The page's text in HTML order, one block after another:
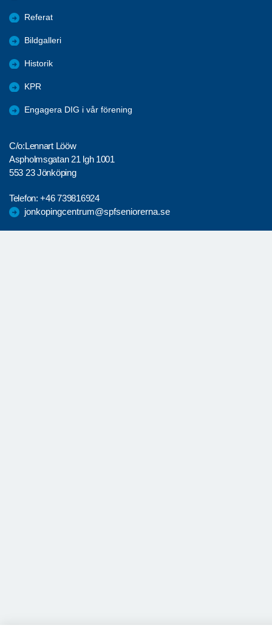
Referat
Bildgalleri
Historik
KPR
Engagera DIG i vår förening
C/o:Lennart Lööw
Aspholmsgatan 21 lgh 1001
553 23 Jönköping
Telefon:+46 739816924
jonkopingcentrum@spfseniorerna.se